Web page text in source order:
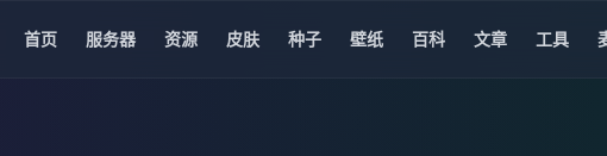
首页 服务器 资源 皮肤 种子 壁纸 百科 文章 工具